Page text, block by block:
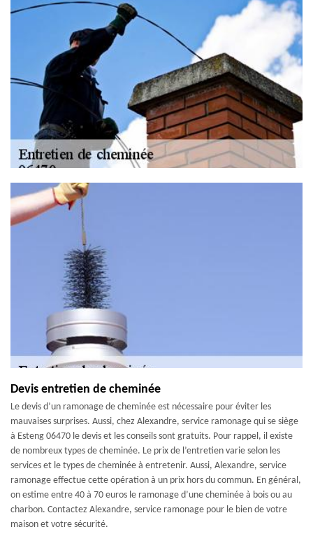
Devis entretien de cheminée
Le devis d’un ramonage de cheminée est nécessaire pour éviter les
mauvaises surprises. Aussi, chez Alexandre, service ramonage qui se siège
à Esteng 06470 le devis et les conseils sont gratuits. Pour rappel, il existe
de nombreux types de cheminée. Le prix de l’entretien varie selon les
services et le types de cheminée à entretenir. Aussi, Alexandre, service
ramonage effectue cette opération à un prix hors du commun. En général,
on estime entre 40 à 70 euros le ramonage d’une cheminée à bois ou au
charbon. Contactez Alexandre, service ramonage pour le bien de votre
maison et votre sécurité.